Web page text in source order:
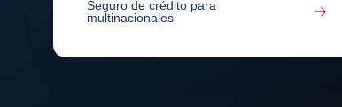
Seguro de crédito para
multinacionales